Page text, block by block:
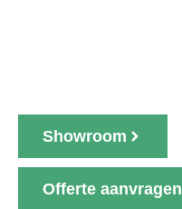
Showroom
Offerte aanvragen